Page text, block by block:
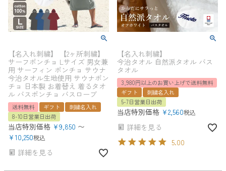
【名入れ刺繍】 【2ヶ所刺繍】
サーフポンチョ Lサイズ 男女兼
用 サーフィン ポンチョ サウナ
今治タオル生地使用 サウナポン
チョ 日本製 お着替え 着るタオ
ル バスポンチョ バスローブ
送料無料 ギフト
刺繍名入れ
8-10日営業日出荷
当店特別価格 ¥9,850 〜
¥10,250税込
詳細を見る
【名入れ刺繍】
今治タオル 自然派タオル バス
タオル
3,980円以上のお買い上げで送料無料
ギフト
刺繍名入れ
5-7日営業日出荷
当店特別価格 ¥2,560税込
詳細を見る
5.00